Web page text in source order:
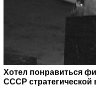
Хотел понравиться
СССР